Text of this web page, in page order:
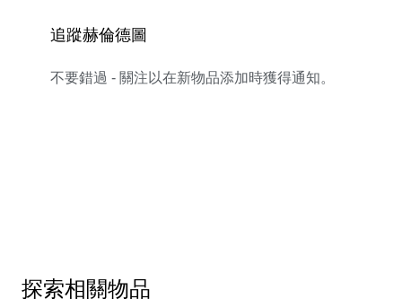
追蹤赫倫德圖
不要錯過 - 關注以在新物品添加時獲得通知。
探索相關物品